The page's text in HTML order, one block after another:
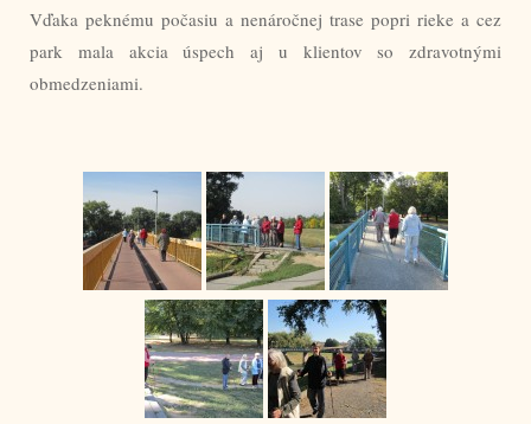
Vďaka peknému počasiu a nenáročnej trase popri rieke a cez
park mala akcia úspech aj u klientov so zdravotnými
obmedzeniami.